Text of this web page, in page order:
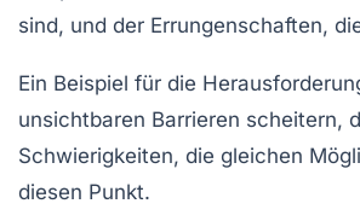
sind, und der Errungenschaften,
Ein Beispiel für die
unsichtbaren Barrieren scheitern,
Schwierigkeiten, die gleichen
diesen Punkt.